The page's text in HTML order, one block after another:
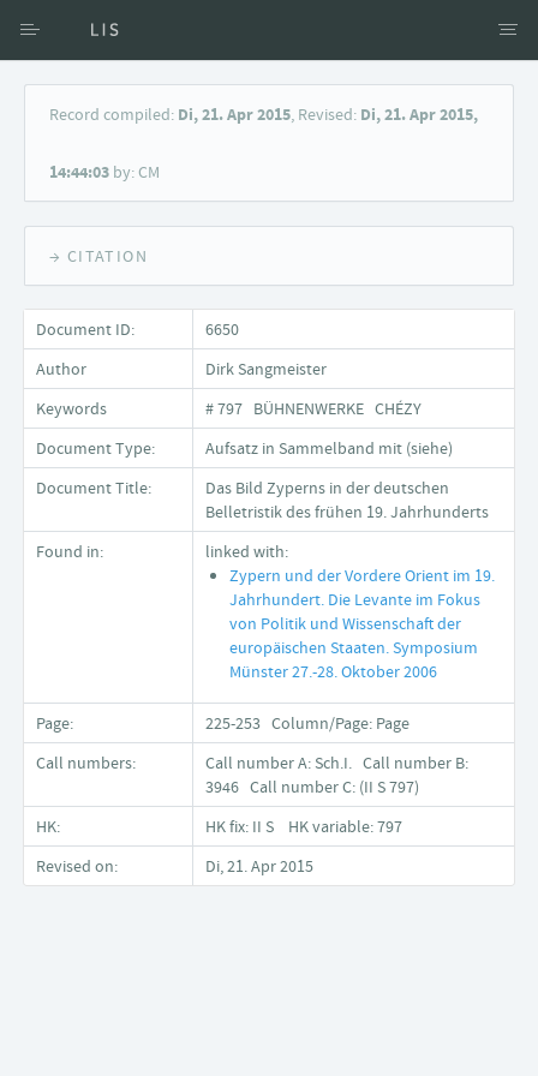
Access via Author
Keyword Search
Record compiled: Di, 21. Apr 2015, Revised: Di, 21. Apr 2015,
14:44:03 by: CM
→ CITATION
Document ID:
6650
Author
Dirk Sangmeister
Keywords
# 797 BÜHNENWERKE CHÉZY
Document Type:
Aufsatz in Sammelband mit (siehe)
Document Title:
Das Bild Zyperns in der deutschen
Belletristik des frühen 19. Jahrhunderts
Found in:
linked with:
Zypern und der Vordere Orient im 19.
Jahrhundert. Die Levante im Fokus
von Politik und Wissenschaft der
europäischen Staaten. Symposium
Münster 27.-28. Oktober 2006
Page:
225-253 Column/Page: Page
Call numbers:
Call number A: Sch.I. Call number B:
3946 Call number C: (II S 797)
HK:
HK fix: II S HK variable: 797
Revised on:
Di, 21. Apr 2015